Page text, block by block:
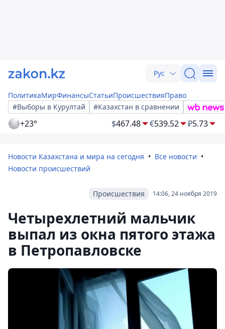
Рус
ПолитикаМирФинансыСтатьиПроисшествияПраво
#Выборы в Курултай
#Казахстан в сравнении
+23° $467.48 €539.52 ₽5.73
Новости Казахстана и мира на сегодня
Все новости
Новости происшествий
14:06, 24 ноября 2019
Происшествия
Четырехлетний мальчик
выпал из окна пятого этажа
в Петропавловске